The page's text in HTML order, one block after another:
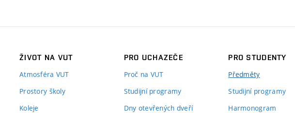
ŽIVOT NA VUT
Atmosféra VUT
Prostory školy
Koleje
PRO UCHAZEČE
Proč na VUT
Studijní programy
Dny otevřených dveří
PRO STUDENTY
Předměty
Studijní programy
Harmonogram